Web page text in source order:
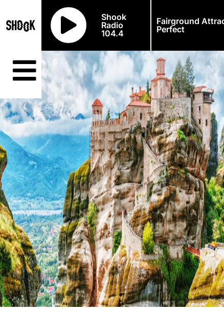
Shook
Radio
104.4
Fairground
Perfect